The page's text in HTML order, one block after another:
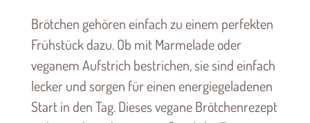
Brötchen gehören einfach zu einem perfekten
Frühstück dazu. Ob mit Marmelade oder
veganem Aufstrich bestrichen, sie sind einfach
lecker und sorgen für einen energiegeladenen
Start in den Tag. Dieses vegane Brötchenrezept